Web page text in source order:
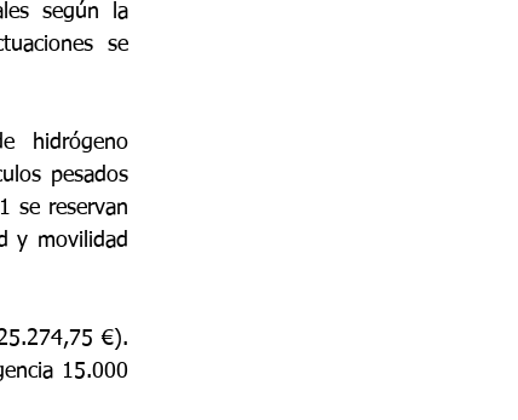
según la
se
hidrógeno
pesados
se reservan
y movilidad
€).
15.000